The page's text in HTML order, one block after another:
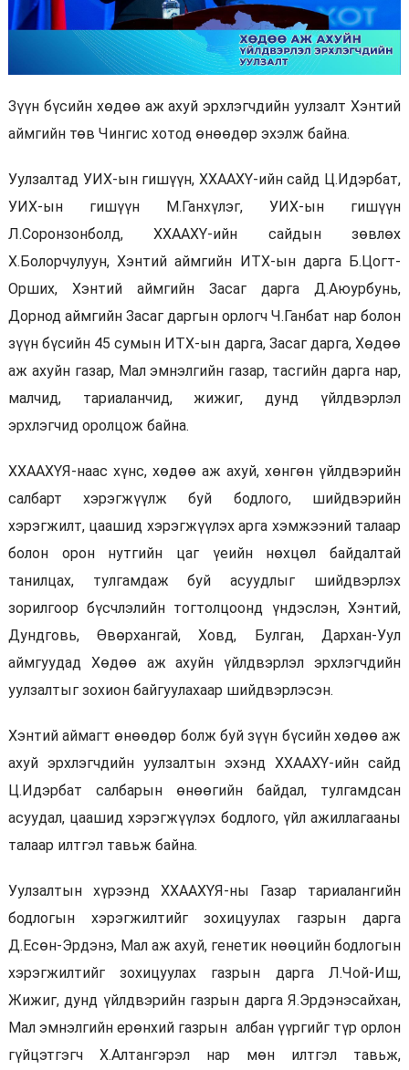
Зүүн бүсийн хөдөө аж ахуй эрхлэгчдийн уулзалт Хэнтий
аймгийн төв Чингис хотод өнөөдөр эхэлж байна.
Уулзалтад УИХ-ын гишүүн, ХХААХҮ-ийн сайд Ц.Идэрбат,
УИХ-ын гишүүн М.Ганхүлэг, УИХ-ын гишүүн
Л.Соронзонболд, ХХААХҮ-ийн сайдын зөвлөх
Х.Болорчулуун, Хэнтий аймгийн ИТХ-ын дарга Б.Цогт-
Орших, Хэнтий аймгийн Засаг дарга Д.Аюурбунь,
Дорнод аймгийн Засаг даргын орлогч Ч.Ганбат нар болон
зүүн бүсийн 45 сумын ИТХ-ын дарга, Засаг дарга, Хөдөө
аж ахуйн газар, Мал эмнэлгийн газар, тасгийн дарга нар,
малчид, тариаланчид, жижиг, дунд үйлдвэрлэл
эрхлэгчид оролцож байна.
ХХААХҮЯ-наас хүнс, хөдөө аж ахуй, хөнгөн үйлдвэрийн
салбарт хэрэгжүүлж буй бодлого, шийдвэрийн
хэрэгжилт, цаашид хэрэгжүүлэх арга хэмжээний талаар
болон орон нутгийн цаг үеийн нөхцөл байдалтай
танилцах, тулгамдаж буй асуудлыг шийдвэрлэх
зорилгоор бүсчлэлийн тогтолцоонд үндэслэн, Хэнтий,
Дундговь, Өвөрхангай, Ховд, Булган, Дархан-Уул
аймгуудад Хөдөө аж ахуйн үйлдвэрлэл эрхлэгчдийн
уулзалтыг зохион байгуулахаар шийдвэрлэсэн.
Хэнтий аймагт өнөөдөр болж буй зүүн бүсийн хөдөө аж
ахуй эрхлэгчдийн уулзалтын эхэнд ХХААХҮ-ийн сайд
Ц.Идэрбат салбарын өнөөгийн байдал, тулгамдсан
асуудал, цаашид хэрэгжүүлэх бодлого, үйл ажиллагааны
талаар илтгэл тавьж байна.
Уулзалтын хүрээнд ХХААХҮЯ-ны Газар тариалангийн
бодлогын хэрэгжилтийг зохицуулах газрын дарга
Д.Есөн-Эрдэнэ, Мал аж ахуй, генетик нөөцийн бодлогын
хэрэгжилтийг зохицуулах газрын дарга Л.Чой-Иш,
Жижиг, дунд үйлдвэрийн газрын дарга Я.Эрдэнэсайхан,
Мал эмнэлгийн ерөнхий газрын албан үүргийг түр орлон
гүйцэтгэгч Х.Алтангэрэл нар мөн илтгэл тавьж,